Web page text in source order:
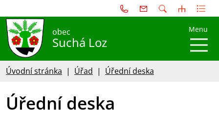
obec
Suchá Loz
Menu
Úvodní stránka Úřad Úřední deska
Úřední deska